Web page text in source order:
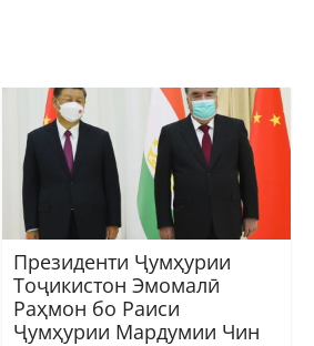
Президенти Ҷумҳурии
Тоҷикистон Эмомалӣ
Раҳмон бо Раиси
Ҷумҳурии Мардумии Чин